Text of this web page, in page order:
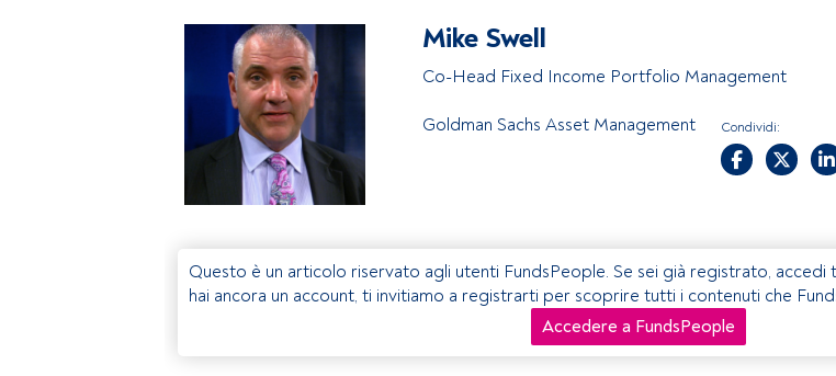
Mike Swell
Co-Head Fixed Income Portfolio Management
Goldman Sachs Asset Management Condividi:
Questo è un articolo riservato agli utenti FundsPeople. Se sei già registrato, accedi
hai ancora un account, ti invitiamo a registrarti per scoprire tutti i contenuti che
Accedere a FundsPeople